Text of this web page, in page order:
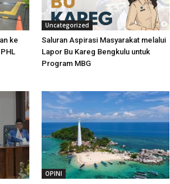
ke
Uncategorized
Saluran Aspirasi Masyarakat melalui
Lapor Bu Kareg Bengkulu untuk
Program MBG
OPINI